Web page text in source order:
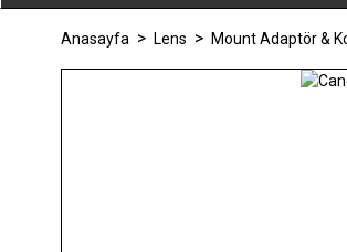
Anasayfa Lens Mount Adaptör &